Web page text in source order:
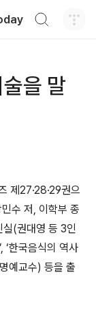
을 말
제27·28·29권으
수 저, 이학부 종
실(권대영 등 3인
‘한국음식의 역사
예교수) 등을 출